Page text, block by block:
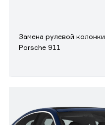
Замена рулевой колонки
Porsche 911